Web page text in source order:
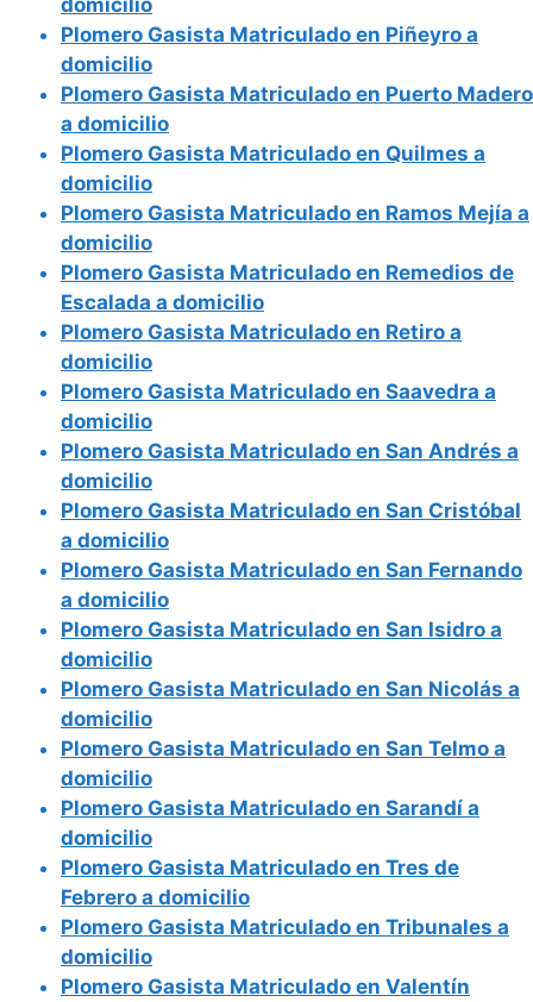
Plomero Gasista Matriculado en Piñeyro a
domicilio
Plomero Gasista Matriculado en Puerto Madero
a domicilio
Plomero Gasista Matriculado en Quilmes a
domicilio
Plomero Gasista Matriculado en Ramos Mejía a
domicilio
Plomero Gasista Matriculado en Remedios de
Escalada a domicilio
Plomero Gasista Matriculado en Retiro a
domicilio
Plomero Gasista Matriculado en Saavedra a
domicilio
Plomero Gasista Matriculado en San Andrés a
domicilio
Plomero Gasista Matriculado en San Cristóbal
a domicilio
Plomero Gasista Matriculado en San Fernando
a domicilio
Plomero Gasista Matriculado en San Isidro a
domicilio
Plomero Gasista Matriculado en San Nicolás a
domicilio
Plomero Gasista Matriculado en San Telmo a
domicilio
Plomero Gasista Matriculado en Sarandí a
domicilio
Plomero Gasista Matriculado en Tres de
Febrero a domicilio
Plomero Gasista Matriculado en Tribunales a
domicilio
Plomero Gasista Matriculado en Valentín